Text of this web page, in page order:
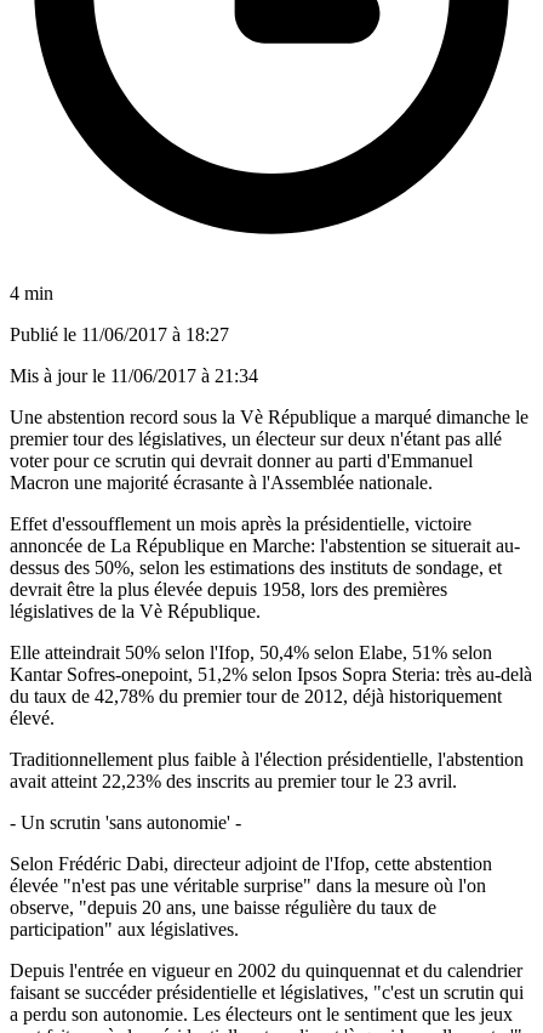
4 min
Publié le 11/06/2017 à 18:27
Mis à jour le 11/06/2017 à 21:34
Une abstention record sous la Vè République a marqué dimanche le
premier tour des législatives, un électeur sur deux n'étant pas allé
voter pour ce scrutin qui devrait donner au parti d'Emmanuel
Macron une majorité écrasante à l'Assemblée nationale.
Effet d'essoufflement un mois après la présidentielle, victoire
annoncée de La République en Marche: l'abstention se situerait au-
dessus des 50%, selon les estimations des instituts de sondage, et
devrait être la plus élevée depuis 1958, lors des premières
législatives de la Vè République.
Elle atteindrait 50% selon l'Ifop, 50,4% selon Elabe, 51% selon
Kantar Sofres-onepoint, 51,2% selon Ipsos Sopra Steria: très au-delà
du taux de 42,78% du premier tour de 2012, déjà historiquement
élevé.
Traditionnellement plus faible à l'élection présidentielle, l'abstention
avait atteint 22,23% des inscrits au premier tour le 23 avril.
- Un scrutin 'sans autonomie' -
Selon Frédéric Dabi, directeur adjoint de l'Ifop, cette abstention
élevée "n'est pas une véritable surprise" dans la mesure où l'on
observe, "depuis 20 ans, une baisse régulière du taux de
participation" aux législatives.
Depuis l'entrée en vigueur en 2002 du quinquennat et du calendrier
faisant se succéder présidentielle et législatives, "c'est un scrutin qui
a perdu son autonomie. Les électeurs ont le sentiment que les jeux